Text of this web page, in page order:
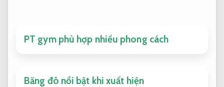
PT gym phù hợp nhiều phong cách
Băng đô nổi bật khi xuất hiện